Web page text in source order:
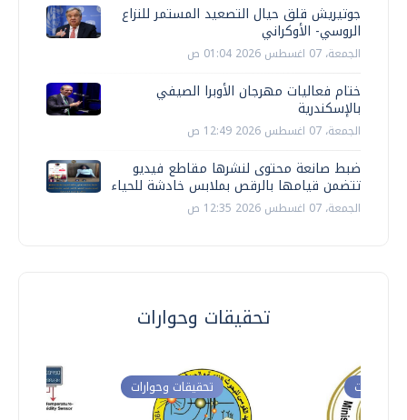
جوتيريش قلق حيال التصعيد المستمر للنزاع
الروسي- الأوكراني
الجمعة، 07 اغسطس 2026 01:04 ص
ختام فعاليات مهرجان الأوبرا الصيفي
بالإسكندرية
الجمعة، 07 اغسطس 2026 12:49 ص
ضبط صانعة محتوى لنشرها مقاطع فيديو
تتضمن قيامها بالرقص بملابس خادشة للحياء
الجمعة، 07 اغسطس 2026 12:35 ص
تحقيقات وحوارات
تحقيقات وحوارات وحوارات